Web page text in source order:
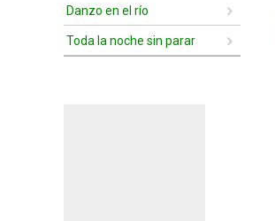
Danzo en el río
Toda la noche sin parar